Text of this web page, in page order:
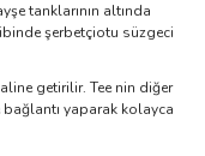
tanklarının altında
şerbetçiotu süzgeci
getirilir. Tee nin diğer
bağlantı yaparak kolayca